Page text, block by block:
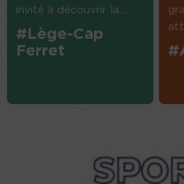
invité à découvrir la...
#Lège-Cap
Ferret